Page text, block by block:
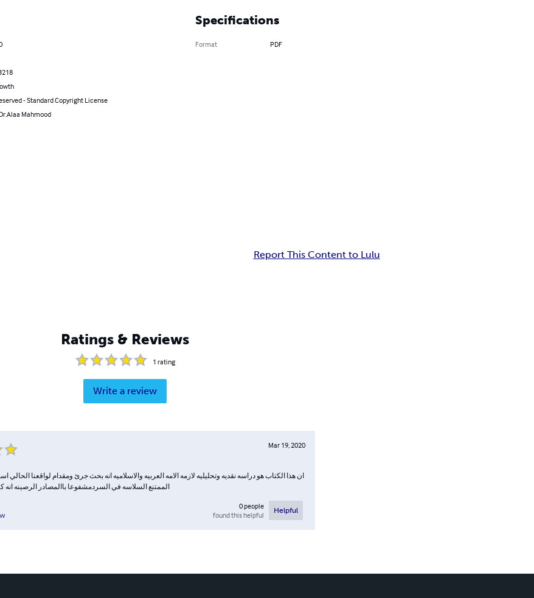
- Standard Copyright License
Mahmood
Specifications
Format PDF
Report This Content to Lulu
Ratings & Reviews
1 rating
Write a review
Mar 19, 2020
ان هذا الكتاب هو دراسه نقديه وتحليليه لازمه الامه العربيه والاسلاميه انه بحث جرئ ومقدام لواقعنا
الممتنع السلاسه في السردمشفوعا باالمصادر الرصينه انه
0people
found this helpful
Helpful